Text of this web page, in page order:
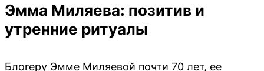
Эмма Миляева: позитив и
утренние ритуалы
Блогеру Эмме Миляевой почти 70 лет, ее